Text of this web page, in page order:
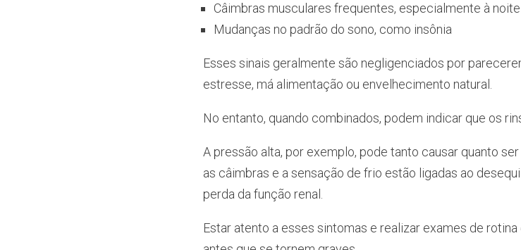
Câimbras musculares frequentes, especialmente à noite
Mudanças no padrão do sono, como insônia
Esses sinais geralmente são negligenciados por
estresse, má alimentação ou envelhecimento natural.
No entanto, quando combinados, podem indicar que os
A pressão alta, por exemplo, pode tanto causar quanto
as câimbras e a sensação de frio estão ligadas ao
perda da função renal.
Estar atento a esses sintomas e realizar exames de